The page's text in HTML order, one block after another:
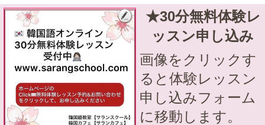
★30分無料体験レ
ッスン申し込み
画像をクリックす
ると体験レッスン
申し込みフォーム
に移動します。